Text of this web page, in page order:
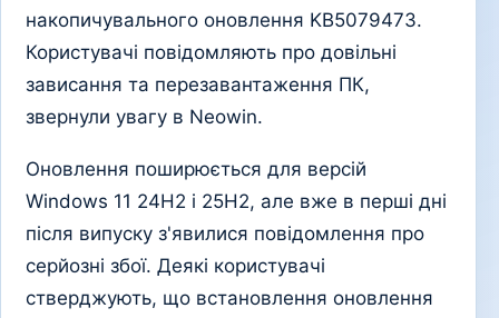
накопичувального оновлення KB5079473.
Користувачі повідомляють про довільні
зависання та перезавантаження ПК,
звернули увагу в Neowin.
Оновлення поширюється для версій
Windows 11 24H2 і 25H2, але вже в перші дні
після випуску з'явилися повідомлення про
серйозні збої. Деякі користувачі
стверджують, що встановлення оновлення